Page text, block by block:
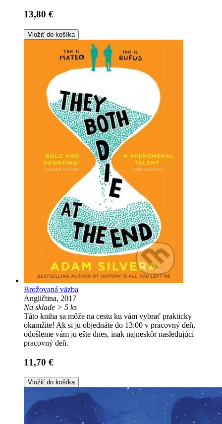
13,80 €
Vložiť do košíka
Brožovaná väzba
Angličtina, 2017
Na sklade > 5 ks
Táto kniha sa môže na cestu ku vám vybrať prakticky
okamžite! Ak si ju objednáte do 13:00 v pracovný deň,
odošleme vám ju ešte dnes, inak najneskôr nasledujúci
pracovný deň.
11,70 €
Vložiť do košíka